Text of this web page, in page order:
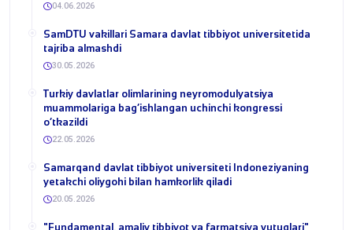
04.06.2026
SamDTU vakillari Samara davlat tibbiyot universitetida
tajriba almashdi
30.05.2026
​Turkiy davlatlar olimlarining neyromodulyatsiya
muammolariga bag‘ishlangan uchinchi kongressi
o‘tkazildi
22.05.2026
Samarqand davlat tibbiyot universiteti Indoneziyaning
yetakchi oliygohi bilan hamkorlik qiladi
20.05.2026
​"Fundamental, amaliy tibbiyot va farmatsiya yutuqlari"